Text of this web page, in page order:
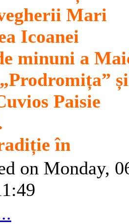
Mari
Icoanei
minuni a
Paisie
în
on Monday,